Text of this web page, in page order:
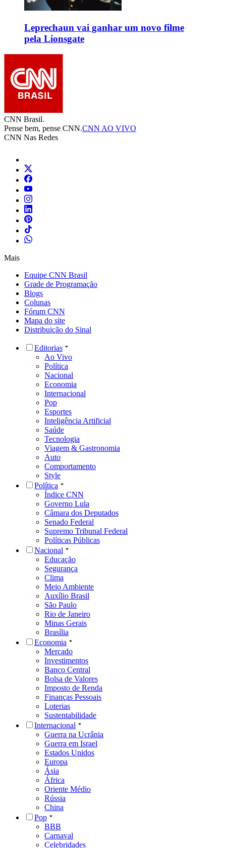
Leprechaun vai ganhar um novo filme
pela Lionsgate
CNN Brasil.
Pense bem, pense CNN.CNN AO VIVO
CNN Nas Redes
Mais
Equipe CNN Brasil
Grade de Programação
Blogs
Colunas
Fórum CNN
Mapa do site
Distribuição do Sinal
Editorias
Ao Vivo
Política
Nacional
Economia
Internacional
Pop
Esportes
Inteligência Artificial
Saúde
Tecnologia
Viagem & Gastronomia
Auto
Comportamento
Style
Política
Índice CNN
Governo Lula
Câmara dos Deputados
Senado Federal
Supremo Tribunal Federal
Políticas Públicas
Nacional
Educação
Segurança
Clima
Meio Ambiente
Auxílio Brasil
São Paulo
Rio de Janeiro
Minas Gerais
Brasília
Economia
Mercado
Investimentos
Banco Central
Bolsa de Valores
Imposto de Renda
Finanças Pessoais
Loterias
Sustentabilidade
Internacional
Guerra na Ucrânia
Guerra em Israel
Estados Unidos
Europa
Ásia
África
Oriente Médio
Rússia
China
Pop
BBB
Carnaval
Celebridades